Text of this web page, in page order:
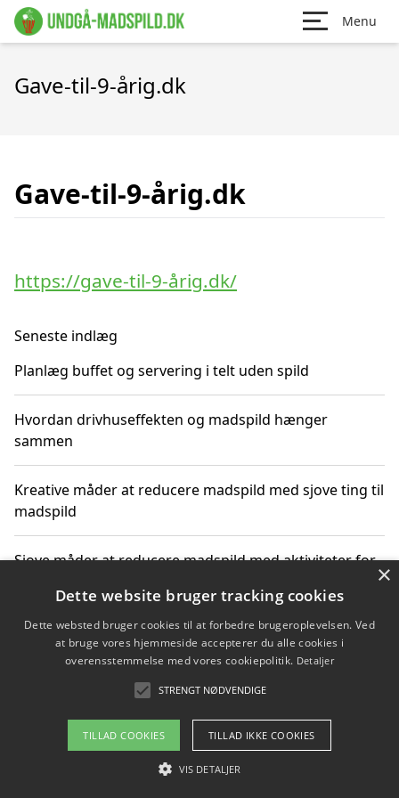
Menu
Gave-til-9-årig.dk
Gave-til-9-årig.dk
https://gave-til-9-årig.dk/
Seneste indlæg
Planlæg buffet og servering i telt uden spild
Hvordan drivhuseffekten og madspild hænger
sammen
Kreative måder at reducere madspild med sjove ting til
madspild
Sjove måder at reducere madspild med aktiviteter for
Hvor finder jeg nemme måltidskasser i Vejle
Om / kontakt
Blog Betingelser
×
Dette website bruger tracking cookies
Dette websted bruger cookies til at forbedre brugeroplevelsen. Ved
at bruge vores hjemmeside accepterer du alle cookies i
overensstemmelse med vores cookiepolitik. Detaljer
STRENGT NØDVENDIGE
TILLAD COOKIES TILLAD IKKE COOKIES
VIS DETALJER